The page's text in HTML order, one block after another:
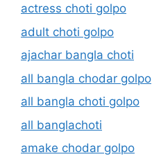
actress choti golpo
adult choti golpo
ajachar bangla choti
all bangla chodar golpo
all bangla choti golpo
all banglachoti
amake chodar golpo